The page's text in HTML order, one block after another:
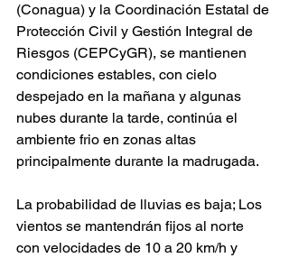
(Conagua) y la Coordinación Estatal de
Protección Civil y Gestión Integral de
Riesgos (CEPCyGR), se mantienen
condiciones estables, con cielo
despejado en la mañana y algunas
nubes durante la tarde, continúa el
ambiente frio en zonas altas
principalmente durante la madrugada.
La probabilidad de lluvias es baja; Los
vientos se mantendrán fijos al norte
con velocidades de 10 a 20 km/h y